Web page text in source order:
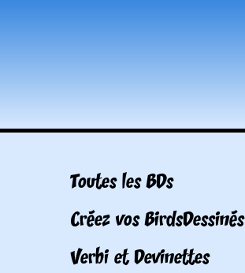
Toutes les BDs
Créez vos BirdsDessinés
Verbi et Devinettes